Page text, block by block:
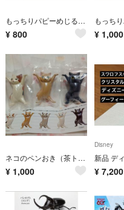
もっちりパピーめじるしマスコット シベリアンハスキー2個
¥ 800 ¥ 1,000
ネコのペンおき（茶トラのバンザイポーズなど３個）
¥ 1,000
Disney
¥ 7,200